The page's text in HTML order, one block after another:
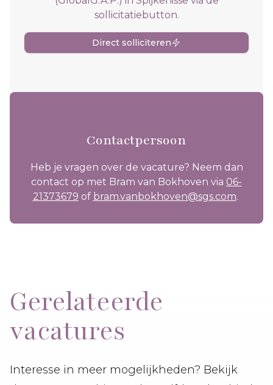
sollicitatiebutton.
Direct solliciteren
Contactpersoon
Heb je vragen over de vacature? Neem dan
contact op met Bram van Bokhoven via 06-
21373679 of bram.vanbokhoven@sgs.com.
Gerelateerde
vacatures
Interesse in meer mogelijkheden? Bekijk